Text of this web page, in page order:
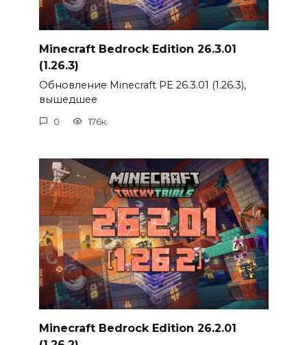
Minecraft Bedrock Edition 26.3.01
(1.26.3)
Обновление Minecraft PE 26.3.01 (1.26.3),
вышедшее
0 176к.
Minecraft Bedrock Edition 26.2.01